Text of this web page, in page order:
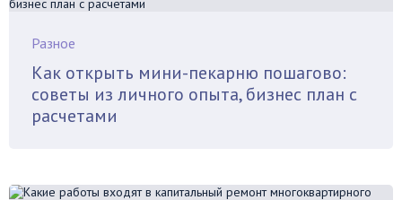
Разное
Как открыть мини-пекарню пошагово:
советы из личного опыта, бизнес план с
расчетами